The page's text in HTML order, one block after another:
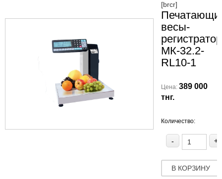
[brcr]
весы-
МК-32.2-
RL10-1
Цена: 389 000
тнг.
Количество:
+
-
В КОРЗИНУ